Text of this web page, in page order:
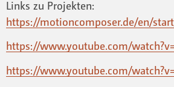
Links zu Projekten:
https://motioncomposer.de/en/
https://www.youtube.com/
https://www.youtube.com/